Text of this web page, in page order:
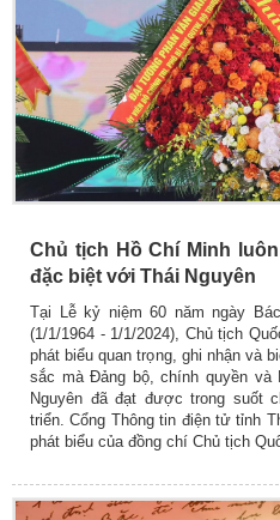
Chủ tịch Hồ Chí Minh
đặc biệt với Thái Nguyên
Tại Lễ kỷ niệm 60 năm ngày
(1/1/1964 - 1/1/2024), Chủ tịch
phát biểu quan trọng, ghi nhận và
sắc mà Đảng bộ, chính quyền và
Nguyên đã đạt được trong suốt
triển. Cổng Thông tin điện tử tỉnh
phát biểu của đồng chí Chủ tịch